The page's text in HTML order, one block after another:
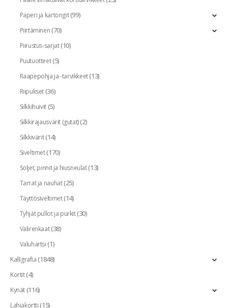
Paperi ja kartongit(99)
Piirtäminen(70)
Piirustus-sarjat(10)
Puutuotteet(5)
Raapepohja ja -tarvikkeet(13)
Riipukset(36)
Silkkihuivit(5)
Silkkirajausvärit (gutat)(2)
Silkkivärit(14)
Siveltimet(170)
Soljet, pinnit ja hiusneulat(13)
Tarrat ja nauhat(25)
Täyttösiveltimet(14)
Tyhjät pullot ja purkit(30)
Välirenkaat(38)
Valuhartsi(1)
Kalligrafia(1848)
Kortit(4)
Kynät(116)
Lahjakortti(15)